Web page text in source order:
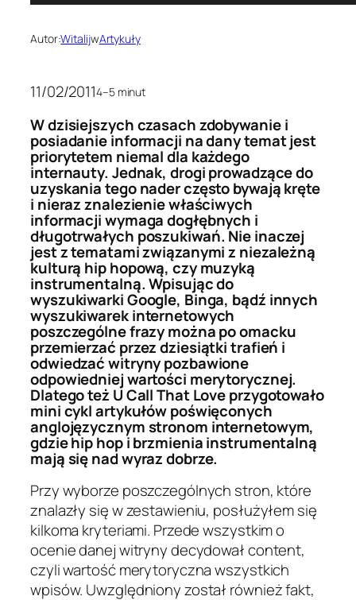
Autor:WitalijwArtykuły
11/02/20114–5 minut
W dzisiejszych czasach zdobywanie i
posiadanie informacji na dany temat jest
priorytetem niemal dla każdego
internauty. Jednak, drogi prowadzące do
uzyskania tego nader często bywają kręte
i nieraz znalezienie właściwych
informacji wymaga dogłębnych i
długotrwałych poszukiwań. Nie inaczej
jest z tematami związanymi z niezależną
kulturą hip hopową, czy muzyką
instrumentalną. Wpisując do
wyszukiwarki Google, Binga, bądź innych
wyszukiwarek internetowych
poszczególne frazy można po omacku
przemierzać przez dziesiątki trafień i
odwiedzać witryny pozbawione
odpowiedniej wartości merytorycznej.
Dlatego też U Call That Love przygotowało
mini cykl artykułów poświęconych
anglojęzycznym stronom internetowym,
gdzie hip hop i brzmienia instrumentalną
mają się nad wyraz dobrze.
Przy wyborze poszczególnych stron, które
znalazły się w zestawieniu, posłużyłem się
kilkoma kryteriami. Przede wszystkim o
ocenie danej witryny decydował content,
czyli wartość merytoryczna wszystkich
wpisów. Uwzględniony został również fakt,